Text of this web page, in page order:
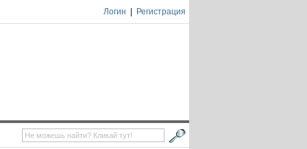
Логин Регистрация